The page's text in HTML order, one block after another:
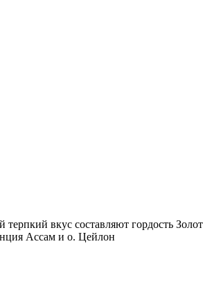
вкус составляют гордость
Ассам и о. Цейлон